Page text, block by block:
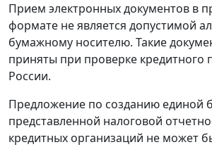
Прием электронных документов в
формате не является допустимой
бумажному носителю. Такие
приняты при проверке кредитного
России.
Предложение по созданию единой
представленной налоговой
кредитных организаций не может